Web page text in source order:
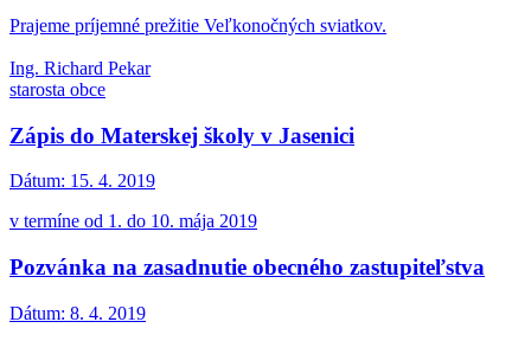
Prajeme príjemné prežitie Veľkonočných sviatkov.
Ing. Richard Pekar
starosta obce
Zápis do Materskej školy v Jasenici
Dátum: 15. 4. 2019
v termíne od 1. do 10. mája 2019
Pozvánka na zasadnutie obecného zastupiteľstva
Dátum: 8. 4. 2019